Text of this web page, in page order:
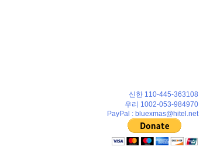
신한 110-445-363108
우리 1002-053-984970
PayPal : bluexmas@hitel.net